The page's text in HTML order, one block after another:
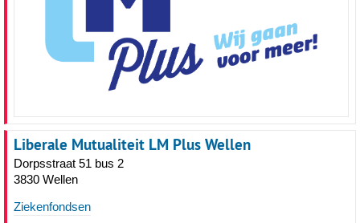
Liberale Mutualiteit LM Plus Wellen
Dorpsstraat 51 bus 2
3830 Wellen
Ziekenfondsen